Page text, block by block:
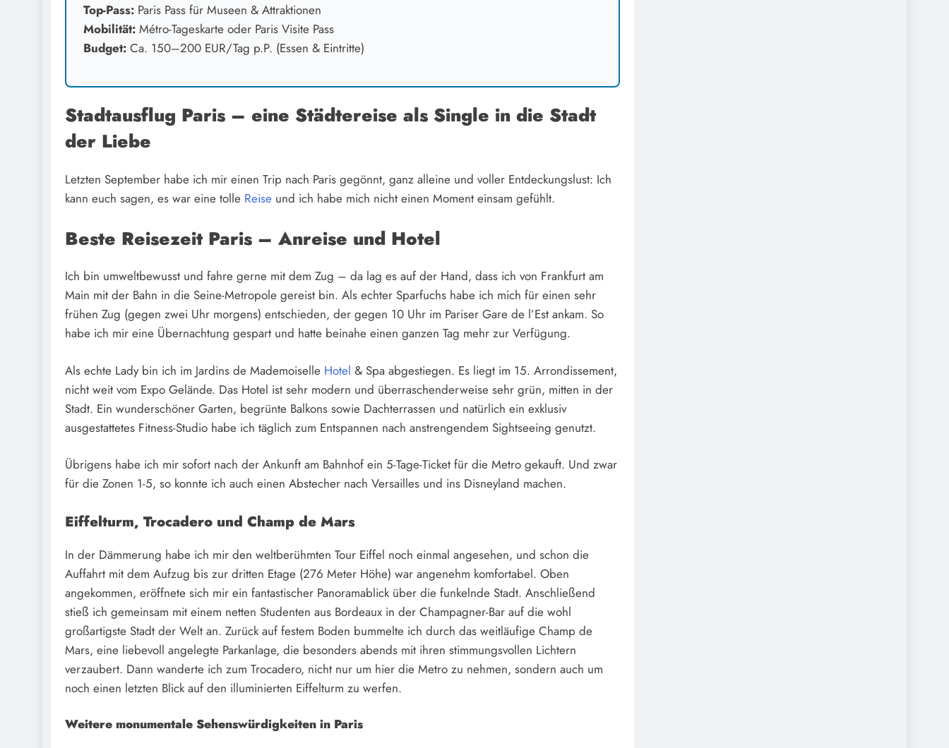
Top-Pass:Paris Pass für Museen & Attraktionen
Mobilität:Métro-Tageskarte oder Paris Visite Pass
Budget:Ca. 150–200 EUR/Tag p.P. (Essen & Eintritte)
Stadtausflug Paris – eine Städtereise als Single in die Stadt
der Liebe
Letzten September habe ich mir einen Trip nach Paris gegönnt, ganz alleine und voller Entdeckungslust: Ich
kann euch sagen, es war eine tolle Reise und ich habe mich nicht einen Moment einsam gefühlt.
Beste Reisezeit Paris – Anreise und Hotel
Ich bin umweltbewusst und fahre gerne mit dem Zug – da lag es auf der Hand, dass ich von Frankfurt am
Main mit der Bahn in die Seine-Metropole gereist bin. Als echter Sparfuchs habe ich mich für einen sehr
frühen Zug (gegen zwei Uhr morgens) entschieden, der gegen 10 Uhr im Pariser Gare de l’Est ankam. So
habe ich mir eine Übernachtung gespart und hatte beinahe einen ganzen Tag mehr zur Verfügung.
Als echte Lady bin ich im Jardins de Mademoiselle Hotel & Spa abgestiegen. Es liegt im 15. Arrondissement,
nicht weit vom Expo Gelände. Das Hotel ist sehr modern und überraschenderweise sehr grün, mitten in der
Stadt. Ein wunderschöner Garten, begrünte Balkons sowie Dachterrassen und natürlich ein exklusiv
ausgestattetes Fitness-Studio habe ich täglich zum Entspannen nach anstrengendem Sightseeing genutzt.
Übrigens habe ich mir sofort nach der Ankunft am Bahnhof ein 5-Tage-Ticket für die Metro gekauft. Und zwar
für die Zonen 1-5, so konnte ich auch einen Abstecher nach Versailles und ins Disneyland machen.
Eiffelturm, Trocadero und Champ de Mars
In der Dämmerung habe ich mir den weltberühmten Tour Eiffel noch einmal angesehen, und schon die
Auffahrt mit dem Aufzug bis zur dritten Etage (276 Meter Höhe) war angenehm komfortabel. Oben
angekommen, eröffnete sich mir ein fantastischer Panoramablick über die funkelnde Stadt. Anschließend
stieß ich gemeinsam mit einem netten Studenten aus Bordeaux in der Champagner-Bar auf die wohl
großartigste Stadt der Welt an. Zurück auf festem Boden bummelte ich durch das weitläufige Champ de
Mars, eine liebevoll angelegte Parkanlage, die besonders abends mit ihren stimmungsvollen Lichtern
verzaubert. Dann wanderte ich zum Trocadero, nicht nur um hier die Metro zu nehmen, sondern auch um
noch einen letzten Blick auf den illuminierten Eiffelturm zu werfen.
Weitere monumentale Sehenswürdigkeiten in Paris